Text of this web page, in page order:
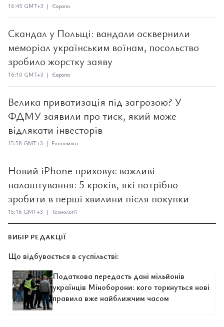
16:45 GMT+3 | Європа
Скандал у Польщі: вандали осквернили
меморіал українським воїнам, посольство
зробило жорстку заяву
16:10 GMT+3 | Європа
Велика приватизація під загрозою? У
ФДМУ заявили про тиск, який може
відлякати інвесторів
15:58 GMT+3 | Економіка
Новий iPhone приховує важливі
налаштування: 5 кроків, які потрібно
зробити в перші хвилини після покупки
15:16 GMT+3 | Технології
ВИБІР РЕДАКЦІЇ
Що відбувається в суспільстві:
Податкова передасть дані мільйонів
українців Міноборони: кого торкнуться нові
правила вже найближчим часом